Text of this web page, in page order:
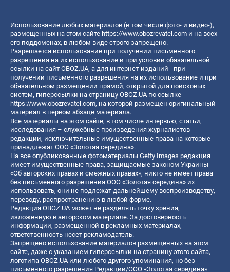
Использование любых материалов (в том числе фото- и видео-),
размещенных на этом сайте https://www.obozrevatel.com и на всех
его поддоменах, в любом виде строго запрещено.
Разрешается использование при получении письменного
разрешения на их использование и при условии обязательной
ссылки на сайт OBOZ.UA, а для интернет-изданий - при
получении письменного разрешения на их использование и при
обязательном размещении прямой, открытой для поисковых
систем, гиперссылки на страницу OBOZ.UA по ссылке
https://www.obozrevatel.com, на которой размещен оригинальный
материал в первом абзаце материала.
Все материалы на этом сайте, в том числе интервью, статьи,
исследования – служебные произведения журналистов
редакции, исключительные имущественные права на которые
принадлежат ООО «Золотая середина».
На все опубликованные фотоматериалы Getty Images редакция
имеет имущественные права, защищаемые законом Украины
«Об авторских правах и смежных правах», никто не имеет права
без письменного разрешения ООО «Золотая середина» их
использовать, они не подлежат дальнейшему воспроизводству,
переводу, распространению в любой форме.
Редакция OBOZ.UA может не разделять точку зрения,
изложенную в авторском материале. За достоверность
информации, размещенной в рекламных материалах,
ответственность несет рекламодатель.
Запрещено использование материалов размещенных на этом
сайте, даже с указанием гиперссылки на страницу этого сайта,
логотипа OBOZ.UA или любого другого упоминания, но без
письменного разрешения Редакции/ООО «Золотая середина»